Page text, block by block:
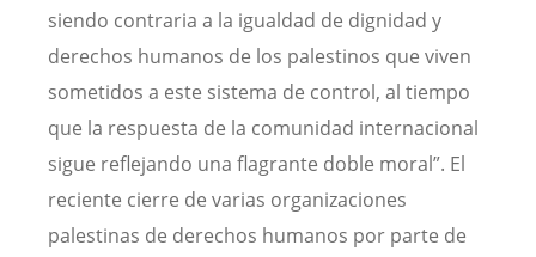
siendo contraria a la igualdad de dignidad y
derechos humanos de los palestinos que viven
sometidos a este sistema de control, al tiempo
que la respuesta de la comunidad internacional
sigue reflejando una flagrante doble moral”. El
reciente cierre de varias organizaciones
palestinas de derechos humanos por parte de